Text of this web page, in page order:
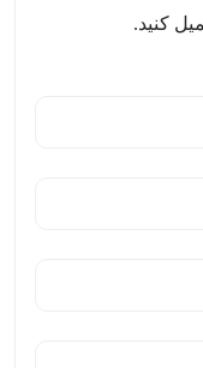
کنید.